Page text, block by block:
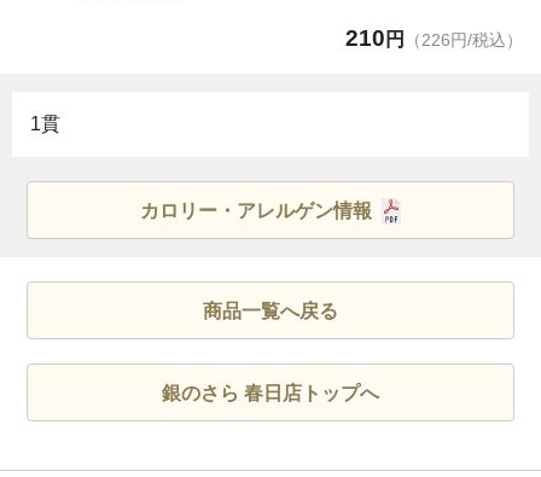
210 円 （226円/税込）
1貫
カロリー・アレルゲン情報
商品一覧へ戻る
銀のさら 春日店トップへ